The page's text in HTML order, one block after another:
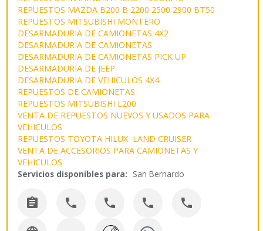
REPUESTOS MAZDA B200 B 2200 2500 2900 BT50
REPUESTOS MITSUBISHI MONTERO
DESARMADURIA DE CAMIONETAS 4X2
DESARMADURIA DE CAMIONETAS
DESARMADURIA DE CAMIONETAS PICK UP
DESARMADURIA DE JEEP
DESARMADURIA DE VEHICULOS 4X4
REPUESTOS DE CAMIONETAS
REPUESTOS MITSUBISHI L200
VENTA DE REPUESTOS NUEVOS Y USADOS PARA
VEHICULOS
REPUESTOS TOYOTA HILUX LAND CRUISER
VENTA DE ACCESORIOS PARA CAMIONETAS Y
VEHICULOS
Servicios disponibles para: San Bernardo
    